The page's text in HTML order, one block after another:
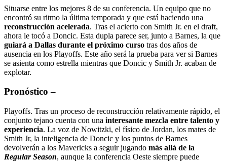
Situarse entre los mejores 8 de su conferencia. Un equipo que no
encontró su ritmo la última temporada y que está haciendo una
reconstrucción acelerada. Tras el acierto con Smith Jr. en el draft,
ahora le tocó a Doncic. Esta dupla parece ser, junto a Barnes, la que
guiará a Dallas durante el próximo curso tras dos años de
ausencia en los Playoffs. Este año será la prueba para ver si Barnes
se asienta como estrella mientras que Doncic y Smith Jr. acaban de
explotar.
Pronóstico –
Playoffs. Tras un proceso de reconstrucción relativamente rápido, el
conjunto tejano cuenta con una interesante mezcla entre talento y
experiencia. La voz de Nowitzki, el físico de Jordan, los mates de
Smith Jr, la inteligencia de Doncic y los puntos de Barnes
devolverán a los Mavericks a seguir jugando más allá de la
Regular Season, aunque la conferencia Oeste siempre puede